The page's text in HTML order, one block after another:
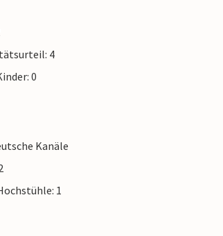
4
0
Kanäle
1